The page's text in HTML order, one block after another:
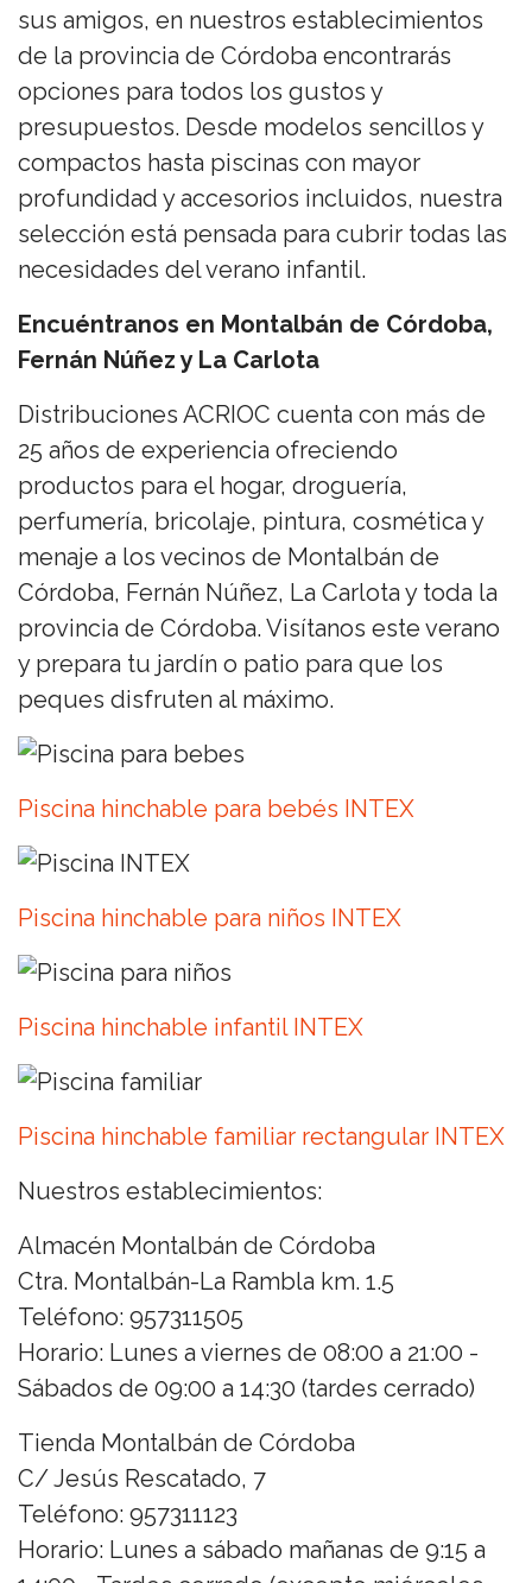
sus amigos, en nuestros establecimientos
de la provincia de Córdoba encontrarás
opciones para todos los gustos y
presupuestos. Desde modelos sencillos y
compactos hasta piscinas con mayor
profundidad y accesorios incluidos, nuestra
selección está pensada para cubrir todas las
necesidades del verano infantil.
Encuéntranos en Montalbán de Córdoba,
Fernán Núñez y La Carlota
Distribuciones ACRIOC cuenta con más de
25 años de experiencia ofreciendo
productos para el hogar, droguería,
perfumería, bricolaje, pintura, cosmética y
menaje a los vecinos de Montalbán de
Córdoba, Fernán Núñez, La Carlota y toda la
provincia de Córdoba. Visítanos este verano
y prepara tu jardín o patio para que los
peques disfruten al máximo.
Piscina hinchable para bebés INTEX
Piscina hinchable para niños INTEX
Piscina hinchable infantil INTEX
Piscina hinchable familiar rectangular INTEX
Nuestros establecimientos:
Almacén Montalbán de Córdoba
Ctra. Montalbán-La Rambla km. 1.5
Teléfono: 957311505
Horario: Lunes a viernes de 08:00 a 21:00 -
Sábados de 09:00 a 14:30 (tardes cerrado)
Tienda Montalbán de Córdoba
C/ Jesús Rescatado, 7
Teléfono: 957311123
Horario: Lunes a sábado mañanas de 9:15 a